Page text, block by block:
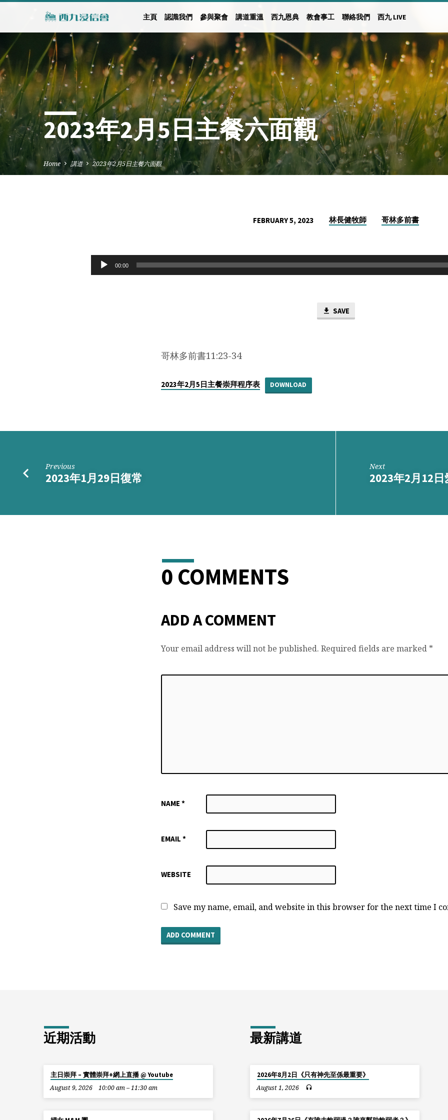
主頁 認識我們 參與聚會 講道重溫 西九恩典 教會事工 聯絡我們 西九 LIVE
2023年2月5日主餐六面觀
Home 講道 2023年2月5日主餐六面觀
六
面
觀
FEBRUARY 5, 2023 林長健牧師 哥林多前書
Audio
Player
00:00
SAVE
哥林多前書11:23-34
2023年2月5日主餐崇拜程序表 DOWNLOAD
Previous
2023年1月29日復常
Next
2023年2月12
0 COMMENTS
ADD A COMMENT
Your email address will not be published. Required fields are marked *
NAME *
EMAIL *
WEBSITE
Save my name, email, and website in this browser for the next time I
近期活動
主日崇拜 – 實體崇拜+網上直播 @ Youtube
August 9, 2026
10:00 am – 11:30 am
最新講道
2026年8月2日《只有神先至係最重要》
August 1, 2026